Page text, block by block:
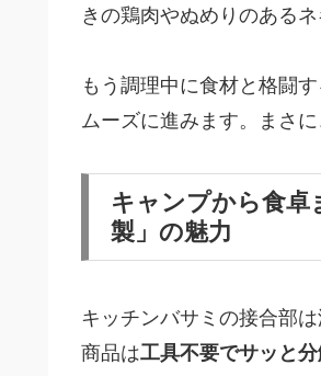
きの鶏肉やぬめりのあるネ
もう調理中に食材と格闘
ムーズに進みます。まさに
キャンプから食卓
製」の魅力
キッチンバサミの接合部
商品は工具不要でサッと